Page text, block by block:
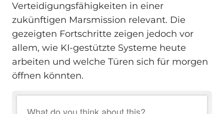
Verteidigungsfähigkeiten in einer
zukünftigen Marsmission relevant. Die
gezeigten Fortschritte zeigen jedoch vor
allem, wie KI-gestützte Systeme heute
arbeiten und welche Türen sich für morgen
öffnen könnten.